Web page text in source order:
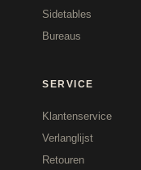
Sidetables
Bureaus
SERVICE
Klantenservice
Verlanglijst
Retouren